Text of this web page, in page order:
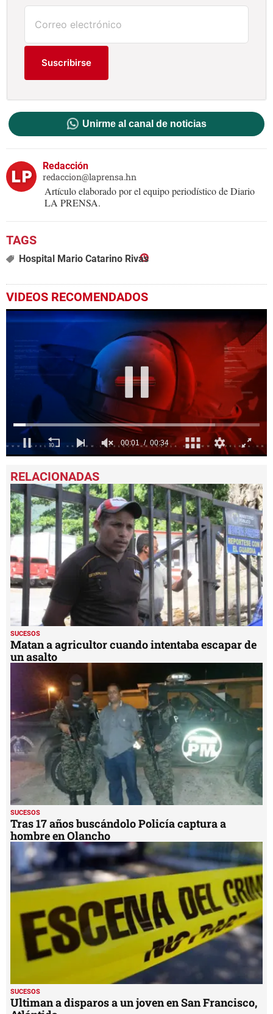
Suscribirse
Unirme al canal de noticias
Redacción
redaccion@laprensa.hn
Artículo elaborado por el equipo periodístico de Diario
LA PRENSA.
Hospital Mario Catarino Rivas
VIDEOS RECOMENDADOS
seconds
of
34
seconds
SUCESOS
Matan a agricultor cuando intentaba escapar de
un asalto
SUCESOS
Tras 17 años buscándolo Policía captura a
hombre en Olancho
SUCESOS
Ultiman a disparos a un joven en San Francisco,